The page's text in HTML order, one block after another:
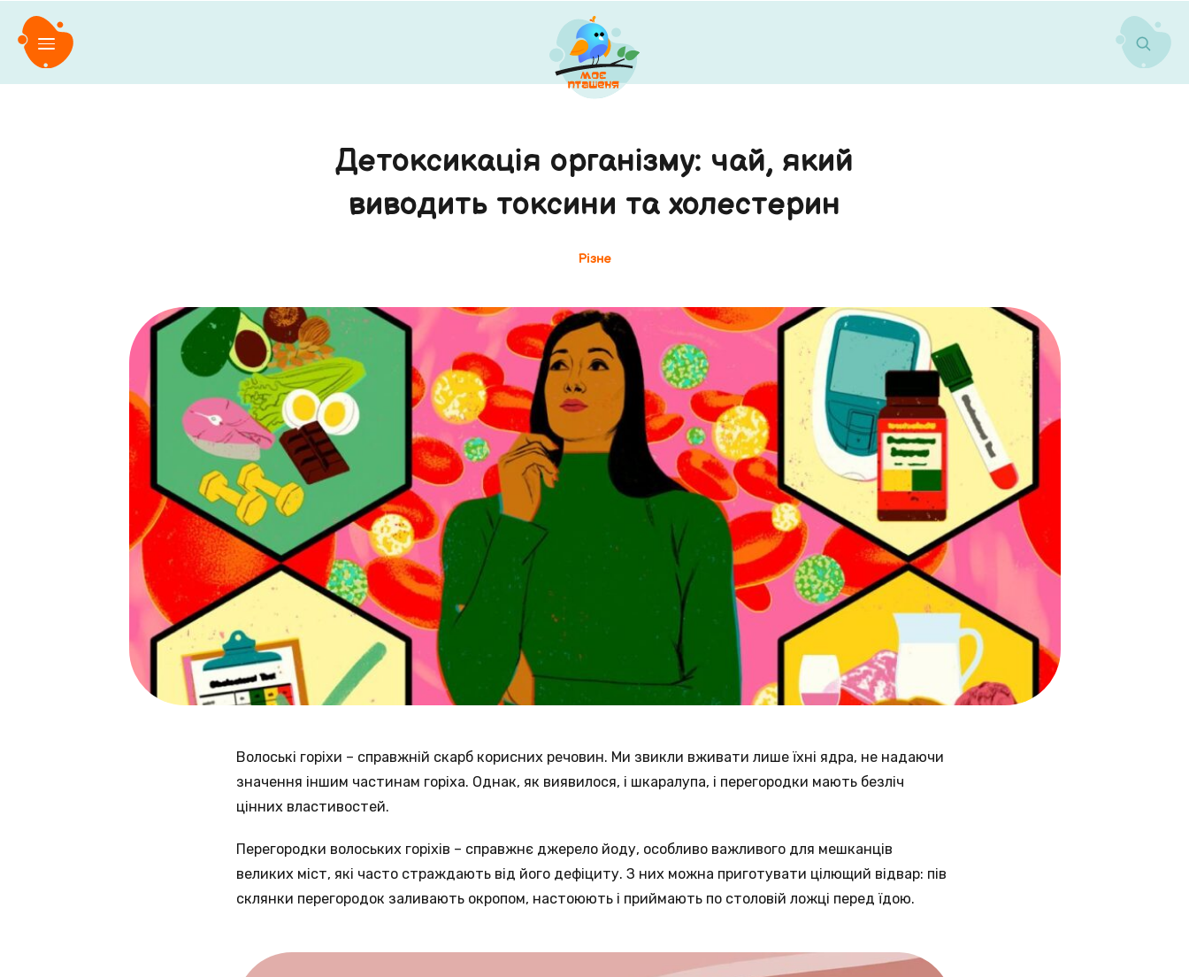
Детоксикація організму: чай, який
виводить токсини та холестерин
Різне
Волоські горіхи – справжній скарб корисних речовин. Ми звикли вживати лише їхні ядра, не надаючи
значення іншим частинам горіха. Однак, як виявилося, і шкаралупа, і перегородки мають безліч
цінних властивостей.
Перегородки волоських горіхів – справжнє джерело йоду, особливо важливого для мешканців
великих міст, які часто страждають від його дефіциту. З них можна приготувати цілющий відвар: пів
склянки перегородок заливають окропом, настоюють і приймають по столовій ложці перед їдою.